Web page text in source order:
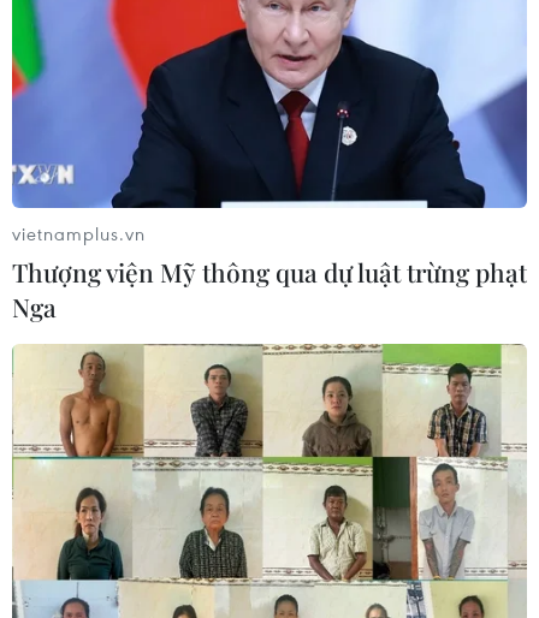
06/08/2026 09:06
Thêm một nhóm dàn cảnh cướp giật
tại khu Tân Huê Viên sa lưới
06/08/2026 05:57
Khẩn trường khám nghiệm
hiện trường, điều tra nguyên nhân
vụ cháy chợ Biên Hòa
06/08/2026 04:37
Nâng cao hiệu quả đấu tranh phòng,
chống tội phạm và vi phạm pháp luật
06/08/2026 04:13
vietnamplus.vn
Thượng viện Mỹ thông qua dự luật trừng phạt
Nga